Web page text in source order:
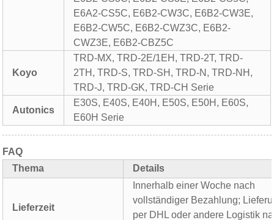
E6A2-CS5C, E6B2-CW3C, E6B2-CW3E,
E6B2-CW5C, E6B2-CWZ3C, E6B2-
CWZ3E, E6B2-CBZ5C
Koyo
TRD-MX, TRD-2E/1EH, TRD-2T, TRD-
2TH, TRD-S, TRD-SH, TRD-N, TRD-NH,
TRD-J, TRD-GK, TRD-CH Serie
Autonics
E30S, E40S, E40H, E50S, E50H, E60S,
E60H Serie
FAQ
Thema
Details
Lieferzeit
Innerhalb einer Woche nach
vollständiger Bezahlung;
per DHL oder andere Logistik